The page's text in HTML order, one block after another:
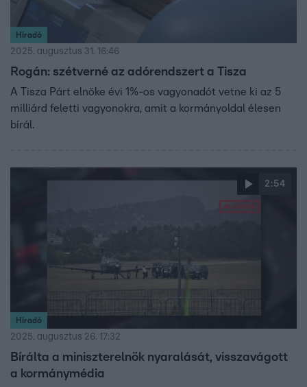
Híradó
2025. augusztus 31. 16:46
Rogán: szétverné az adórendszert a Tisza
A Tisza Párt elnöke évi 1%-os vagyonadót vetne ki az 5
milliárd feletti vagyonokra, amit a kormányoldal élesen
bírál.
2:54
Híradó
2025. augusztus 26. 17:32
Bírálta a miniszterelnök nyaralását, visszavágott
a kormánymédia